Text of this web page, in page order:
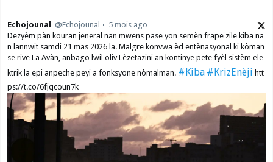
Echojounal @Echojounal
5 mois ago
Dezyèm pàn kouran jeneral nan mwens pase yon semèn frape zile kiba na
n lannwit samdi 21 mas 2026 la. Malgre konvwa èd entènasyonal ki kòman
se rive La Avàn, anbago lwil oliv Lèzetazini an kontinye pete fyèl sistèm ele
ktrik la epi anpeche peyi a fonksyone nòmalman. #Kiba #KrizEnèji htt
ps://t.co/6fjqcoun7k